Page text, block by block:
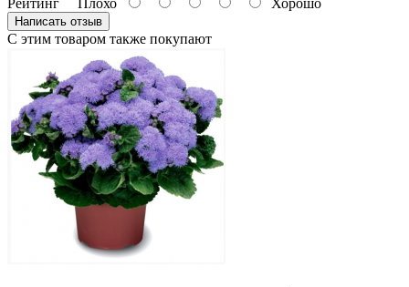
Написать отзыв
С этим товаром также покупают